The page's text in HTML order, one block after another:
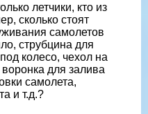
летчики, кто из
сколько стоят
самолетов
струбцина для
колесо, чехол на
для залива
самолета,
и т.д.?